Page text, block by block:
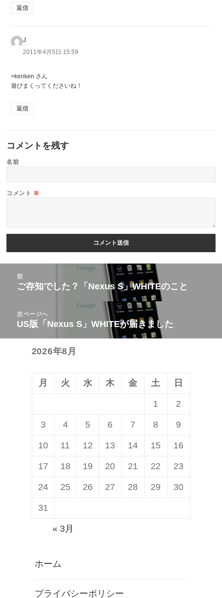
返信
J
り:
2011年4月5日 15:59
>kenken さん
遊びまくってくださいね！
返信
コメントを残す
名前
コメント ※
ー
前
前
投
稿:
ご存知でした？「Nexus S」WHITEのこと
次ページへ
次
の
US版「Nexus S」WHITEが届きました
2026年8月
月 火 水 木 金 土 日
1 2
3 4 5 6 7 8 9
10 11 12 13 14 15 16
17 18 19 20 21 22 23
24 25 26 27 28 29 30
31
« 3月
ホーム
プライバシーポリシー